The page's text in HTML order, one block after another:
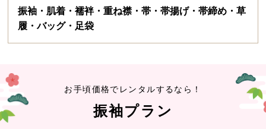
振袖・肌着・襦袢・重ね襟・帯・帯揚げ・帯締め・草
履・バッグ・足袋
お手頃価格でレンタルするなら！
振袖プラン